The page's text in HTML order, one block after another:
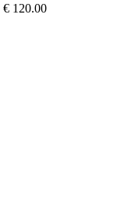
€ 120.00